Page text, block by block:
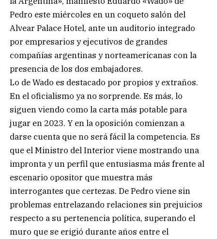
Pedro este miércoles en un coqueto salón del
Alvear Palace Hotel, ante un auditorio integrado
por empresarios y ejecutivos de grandes
compañías argentinas y norteamericanas con la
presencia de los dos embajadores.
Lo de Wado es destacado por propios y extraños.
En el oficialismo ya no sorprende. Es más, lo
siguen viendo como la carta más potable para
jugar en 2023. Y en la oposición comienzan a
darse cuenta que no será fácil la competencia. Es
que el Ministro del Interior viene mostrando una
impronta y un perfil que entusiasma más frente al
escenario opositor que muestra más
interrogantes que certezas. De Pedro viene sin
problemas entrelazando relaciones sin prejuicios
respecto a su pertenencia política, superando el
muro que se erigió durante años entre el